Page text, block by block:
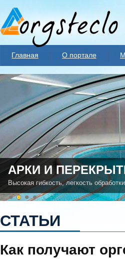
Главная О портале
АРКИ И
Высокая гибкость, легкость
СТАТЬИ
Как получают